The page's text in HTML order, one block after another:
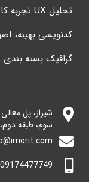
تحلیل UX تجربه کاربری؛ بهره‌وری بیشتر
کدنویسی بهینه،
گرافیک بسته بندی
شیراز، پل
سوم، طبقه
09174477749